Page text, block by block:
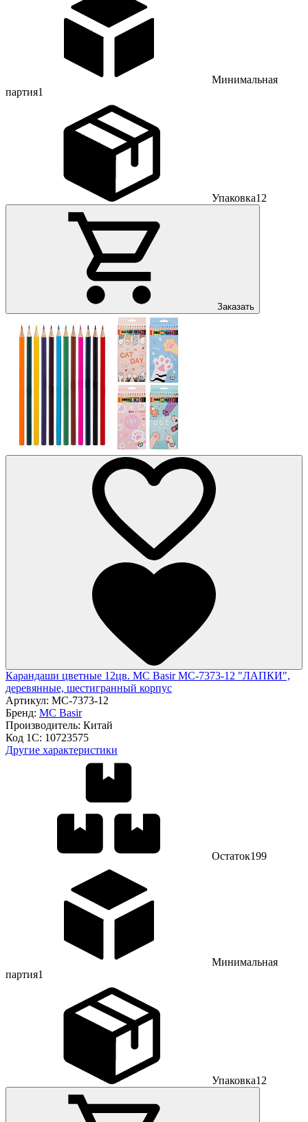
Минимальная
партия1
Упаковка12
Заказать
Карандаши цветные 12цв. MC Basir МС-7373-12 "ЛАПКИ",
деревянные, шестигранный корпус
Артикул: МС-7373-12
Бренд: MC Basir
Производитель: Китай
Код 1С: 10723575
Другие характеристики
Остаток199
Минимальная
партия1
Упаковка12